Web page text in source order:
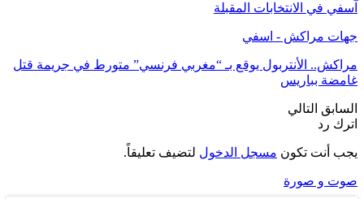
آسفي في الانتخابات المقبلة
جهات مراكش - اسفي
مراكش.. الأنتربول يوقع بـ “مغربي فرنسي” متورط في جريمة قتل
غامضة بباريس
السابق التالي
اترك رد
يجب أنت تكون مسجل الدخول لتضيف تعليقاً.
صوت و صورة